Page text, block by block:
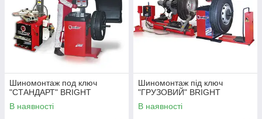
сервисное обслуживание.
Предлагаем готовые комплекты шиномонтажного
оборудования нескольких типов:
формат ЭКОНОМ
формат ПРЕМИУМ
формат ГРУЗОВОЙ
Шиномонтаж под ключ
"СТАНДАРТ" BRIGHT
В наявності
Шиномонтаж під ключ
"ГРУЗОВИЙ" BRIGHT
В наявності